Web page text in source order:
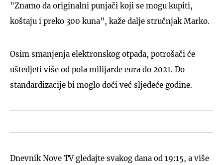
"Znamo da originalni punjači koji se mogu kupiti,
koštaju i preko 300 kuna", kaže dalje stručnjak Marko.
Osim smanjenja elektronskog otpada, potrošači će
uštedjeti više od pola milijarde eura do 2021. Do
standardizacije bi moglo doći već sljedeće godine.
Dnevnik Nove TV gledajte svakog dana od 19:15, a više